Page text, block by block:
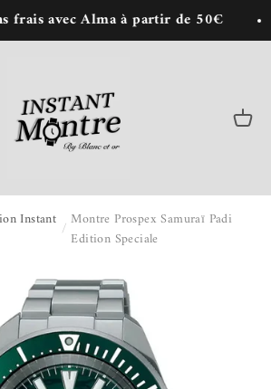
avec Alma à partir de 50€
Panier
Instant / Montre Prospex Samuraï Padi
Edition Speciale